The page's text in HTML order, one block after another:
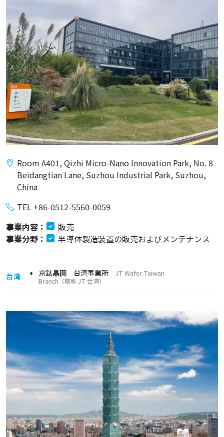
Room A401, Qizhi Micro-Nano Innovation Park, No. 8
Beidangtian Lane, Suzhou Industrial Park, Suzhou,
China
TEL +86-0512-5560-0059
事業内容：
販売
事業分野：
半導体製造装置の販売およびメンテナンス
台湾 京鈦晶圓 台湾事業所JT Wafer Taiwan
Branch（略称 JT 台湾）